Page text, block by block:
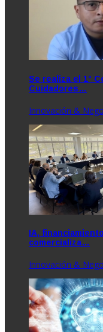
Se realiza el 1°
Cuidadores…
Innovación &
IA,
comercializa…
Innovación &